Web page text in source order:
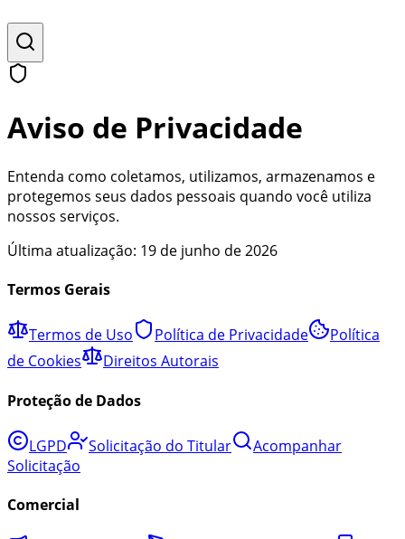
Aviso de Privacidade
Entenda como coletamos, utilizamos, armazenamos e
protegemos seus dados pessoais quando você utiliza
nossos serviços.
Última atualização: 19 de junho de 2026
Termos Gerais
Termos de Uso Política de Privacidade
Política
de Cookies
Direitos Autorais
Proteção de Dados
LGPD Solicitação do Titular
Acompanhar
Solicitação
Comercial